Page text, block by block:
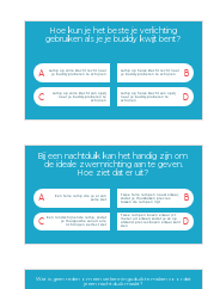
Hoe kun je het beste je verlichting
gebruiken als je je buddy kwijt bent?
A Lamp op volle kracht recht naar
je buddy proberen te schijnen B
Lamp op halve kracht recht naar
je buddy proberen te schijnen
C Lamp op volle kracht van opzij
naar je buddy proberen te
schijnen D
Lamp op halve kracht van opzij
naar je buddy proberen te
schijnen
Bij een nachtduik kan het handig zijn om
de ideale zwemrichting aan te geven.
Hoe ziet dat er uit?
A Een felle lamp die je al van
verre ziet B
Twee felle lampen naast elkaar,
zodat je thuisbaken precies
tussen de lampen ligt
C Een rondschijnende lamp, zodat
je thuispositie vanuit alle
richtingen perfect ziet D
Twee lampen boven elkaar (±1
meter uit elkaar) zodat je ze op
afstand precies boven elkaar kunt
zien
Wat is geen reden om een verkenningsduik te maken voordat
je een nachtduik maakt?